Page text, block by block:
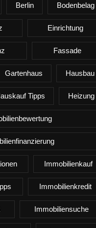
Berlin Bodenbelag
Einrichtung
Fassade
Gartenhaus Hausbau
Tipps Heizung
Immobilienkauf
Immobilienkredit
Immobiliensuche